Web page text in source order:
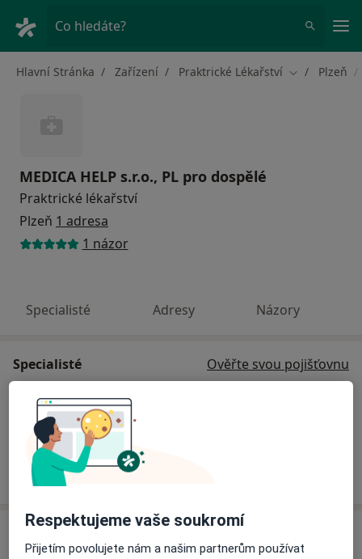
Co hledáte?
Hlavní Stránka Zařízení Praktrické Lékařství Změna města
Plzeň
MEDICA HELP s.r.o., PL pro dospělé
Praktrické lékařství
Plzeň 1 adresa
1 názor
Specialisté Adresy Názory
Specialisté Ověřte svou pojišťovnu
MUDr. Věra Králová
Praktický lékař
3 názory
Adresa
Respektujeme vaše soukromí
Přijetím povolujete nám a našim partnerům používat